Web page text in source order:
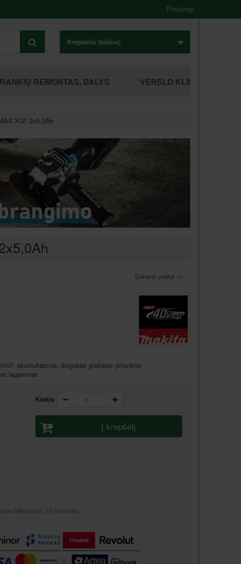
Prisijungti
Krepšelis (tuščia)
REMONTAS, DALYS VERSLO KLIENTAMS
XGT 2x5,0Ah
Sekanti prekė →
akumuliatoriai, dvigubas greitasis įkroviklis
lagaminas
Kiekis
Į krepšelį
laikotarpis 10 mėnesių.